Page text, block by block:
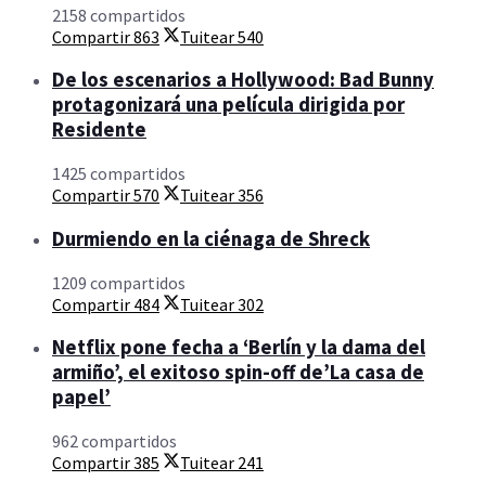
2158 compartidos
Compartir863 Tuitear540
De los escenarios a Hollywood: Bad Bunny
protagonizará una película dirigida por
Residente
1425 compartidos
Compartir570 Tuitear356
Durmiendo en la ciénaga de Shreck
1209 compartidos
Compartir 484 Tuitear302
Netflix pone fecha a ‘Berlín y la dama del
armiño’, el exitoso spin-off de’La casa de
papel’
962 compartidos
Compartir385 Tuitear 241